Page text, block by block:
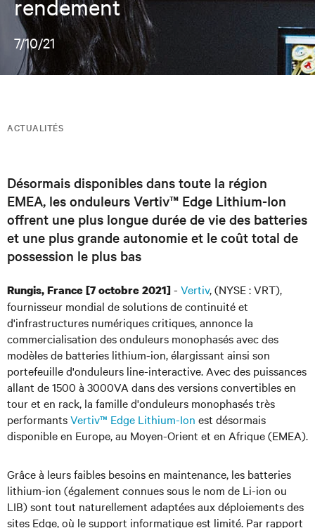
rendement
7/10/21
ACTUALITÉS
Désormais disponibles dans toute la région
EMEA, les onduleurs Vertiv™ Edge Lithium-Ion
offrent une plus longue durée de vie des batteries
et une plus grande autonomie et le coût total de
possession le plus bas
Rungis, France [7 octobre 2021]- Vertiv, (NYSE : VRT),
fournisseur mondial de solutions de continuité et
d'infrastructures numériques critiques, annonce la
commercialisation des onduleurs monophasés avec des
modèles de batteries lithium-ion, élargissant ainsi son
portefeuille d'onduleurs line-interactive. Avec des puissances
allant de 1500 à 3000VA dans des versions convertibles en
tour et en rack, la famille d'onduleurs monophasés très
performantsVertiv™ Edge Lithium-Ion est désormais
disponible en Europe, au Moyen-Orient et en Afrique (EMEA).
Grâce à leurs faibles besoins en maintenance, les batteries
lithium-ion (également connues sous le nom de Li-ion ou
LIB) sont tout naturellement adaptées aux déploiements des
sites Edge, où le support informatique est limité. Par rapport